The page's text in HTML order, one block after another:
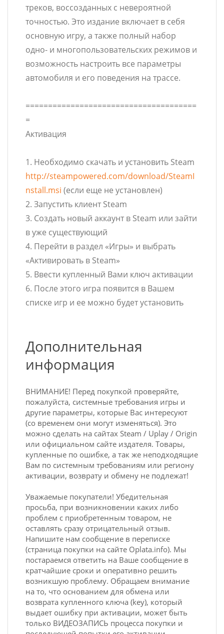
треков, воссозданных с невероятной
точностью. Это издание включает в себя
основную игру, а также полный набор
одно- и многопользовательских режимов и
возможность настроить все параметры
автомобиля и его поведения на трассе.
======================================
=
Активация
1. Необходимо скачать и установить Steam
http://steampowered.com/download/SteamI
nstall.msi (если еще не установлен)
2. Запустить клиент Steam
3. Создать новый аккаунт в Steam или зайти
в уже существующий
4. Перейти в раздел «Игры» и выбрать
«Активировать в Steam»
5. Ввести купленный Вами ключ активации
6. После этого игра появится в Вашем
списке игр и ее можно будет установить
Дополнительная
информация
ВНИМАНИЕ! Перед покупкой проверяйте,
пожалуйста, системные требования игры и
другие параметры, которые Вас интересуют
(со временем они могут изменяться). Это
можно сделать на сайтах Steam / Uplay / Origin
или официальном сайте издателя. Товары,
купленные по ошибке, а так же неподходящие
Вам по системным требованиям или региону
активации, возврату и обмену не подлежат!
Уважаемые покупатели! Убедительная
просьба, при возникновении каких либо
проблем с приобретенным товаром, не
оставлять сразу отрицательный отзыв.
Напишите нам сообщение в переписке
(страница покупки на сайте Oplata.info). Мы
постараемся ответить на Ваше сообщение в
кратчайшие сроки и оперативно решить
возникшую проблему. Обращаем внимание
на то, что основанием для обмена или
возврата купленного ключа (key), который
выдает ошибку при активации, может быть
только ВИДЕОЗАПИСЬ процесса покупки и